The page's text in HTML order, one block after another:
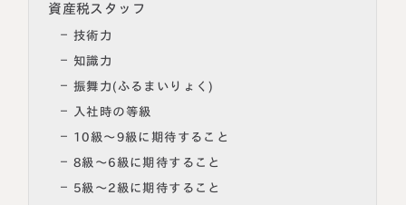
東京都港区南青山一丁目2番6号
ラティス青山スクエア2階
〒530-0017
阪急グランドビル20階
資産税スタッフ
技術力
知識力
振舞力(ふるまいりょく)
入社時の等級
10級～9級に期待すること
8級～6級に期待すること
5級～2級に期待すること